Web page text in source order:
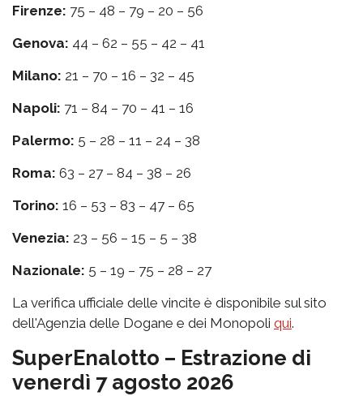
Firenze: 75 – 48 – 79 – 20 – 56
Genova: 44 – 62 – 55 – 42 – 41
Milano: 21 – 70 – 16 – 32 – 45
Napoli: 71 – 84 – 70 – 41 – 16
Palermo: 5 – 28 – 11 – 24 – 38
Roma: 63 – 27 – 84 – 38 – 26
Torino: 16 – 53 – 83 – 47 – 65
Venezia: 23 – 56 – 15 – 5 – 38
Nazionale: 5 – 19 – 75 – 28 – 27
La verifica ufficiale delle vincite è disponibile sul sito
dell'Agenzia delle Dogane e dei Monopoli qui.
SuperEnalotto – Estrazione di
venerdì 7 agosto 2026